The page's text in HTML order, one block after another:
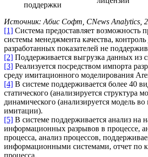
поддержки
Источник: Абис Софт, CNews Analytics,
[1] Система предоставляет возможность
системы менеджмента качества,
разработанных показателей не
[2] Поддерживается выгрузка данных из
[3] Реализуется посредством импорта
среду имитационного моделирования
[4] В системе поддерживается более 40
статического (анализируется структура
динамического (анализируется модель
имитации).
[5] В системе поддерживается анализ на
информационных разрывов в процессе,
процесса, анализ процессов,
информационными системами, отчет по
процесса.